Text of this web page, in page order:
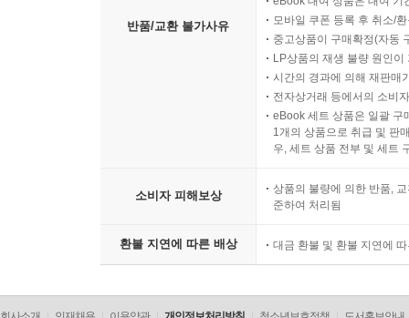
Q1. 이 책을 한 문장으로 설명한다면, 어떤 질문에
A. 이 책은 “우리는 왜 이렇게 관계에서 지치고,
구조가 너무 빨리 바뀌었기 때문이라고 생각했습
외모, 학벌, 직업, 팔로워 수, 관계의 숫자까지, 관
존재를 증명한다고 생각합니다. 그리고 이는 특정
반품/교환 불가사유
모바일 쿠폰 등록 후 취소/
중고상품이 구매확정(자동
LP상품의 재생 불량 원인
시간의 경과에 의해 재판매
전자상거래 등에서의 소비
eBook 세트 상품은 일괄 구
1개의 상품으로 취급 및 판
우, 세트 상품 전부 및 세트
소비자 피해보상
상품의 불량에 의한 반품,
준하여 처리됨
환불 지연에 따른 배상 대금 환불 및 환불 지연에